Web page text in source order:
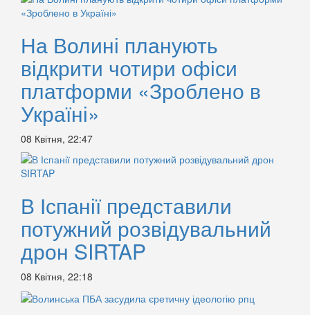
На Волині планують
відкрити чотири офіси
платформи «Зроблено в
Україні»
08 Квітня, 22:47
В Іспанії представили
потужний розвідувальний
дрон SIRTAP
08 Квітня, 22:18